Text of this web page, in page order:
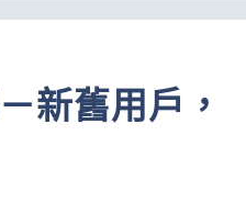
新舊用戶，